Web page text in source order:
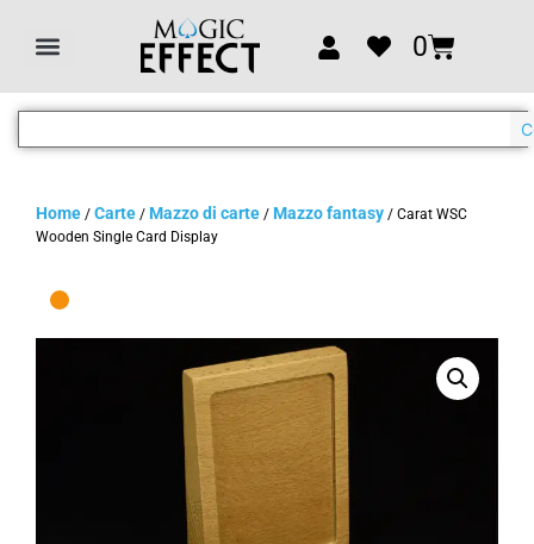
0
Home / Carte / Mazzo di carte / Mazzo fantasy / Carat WSC
Wooden Single Card Display